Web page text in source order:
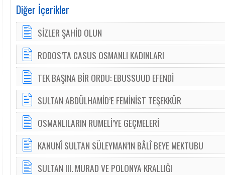
Diğer İçerikler
SİZLER ŞAHİD OLUN
RODOS’TA CASUS OSMANLI KADINLARI
TEK BAŞINA BİR ORDU: EBUSSUUD EFENDİ
SULTAN ABDÜLHAMİD’E FEMİNİST TEŞEKKÜR
OSMANLILARIN RUMELİ’YE GEÇMELERİ
KANUNÎ SULTAN SÜLEYMAN’IN BÂLÎ BEYE MEKTUBU
SULTAN III. MURAD VE POLONYA KRALLIĞI